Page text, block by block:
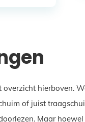
hierboven.
of juist
Maar